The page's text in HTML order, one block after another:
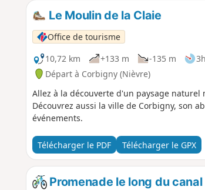
Le Moulin de la Claie
Office de tourisme
10,72 km
+133 m -135 m
Départ à Corbigny (Nièvre)
Allez à la découverte d'un paysage
Découvrez aussi la ville de Corbigny, son
événements.
Télécharger le PDF Télécharger le GPX
Promenade le long du canal